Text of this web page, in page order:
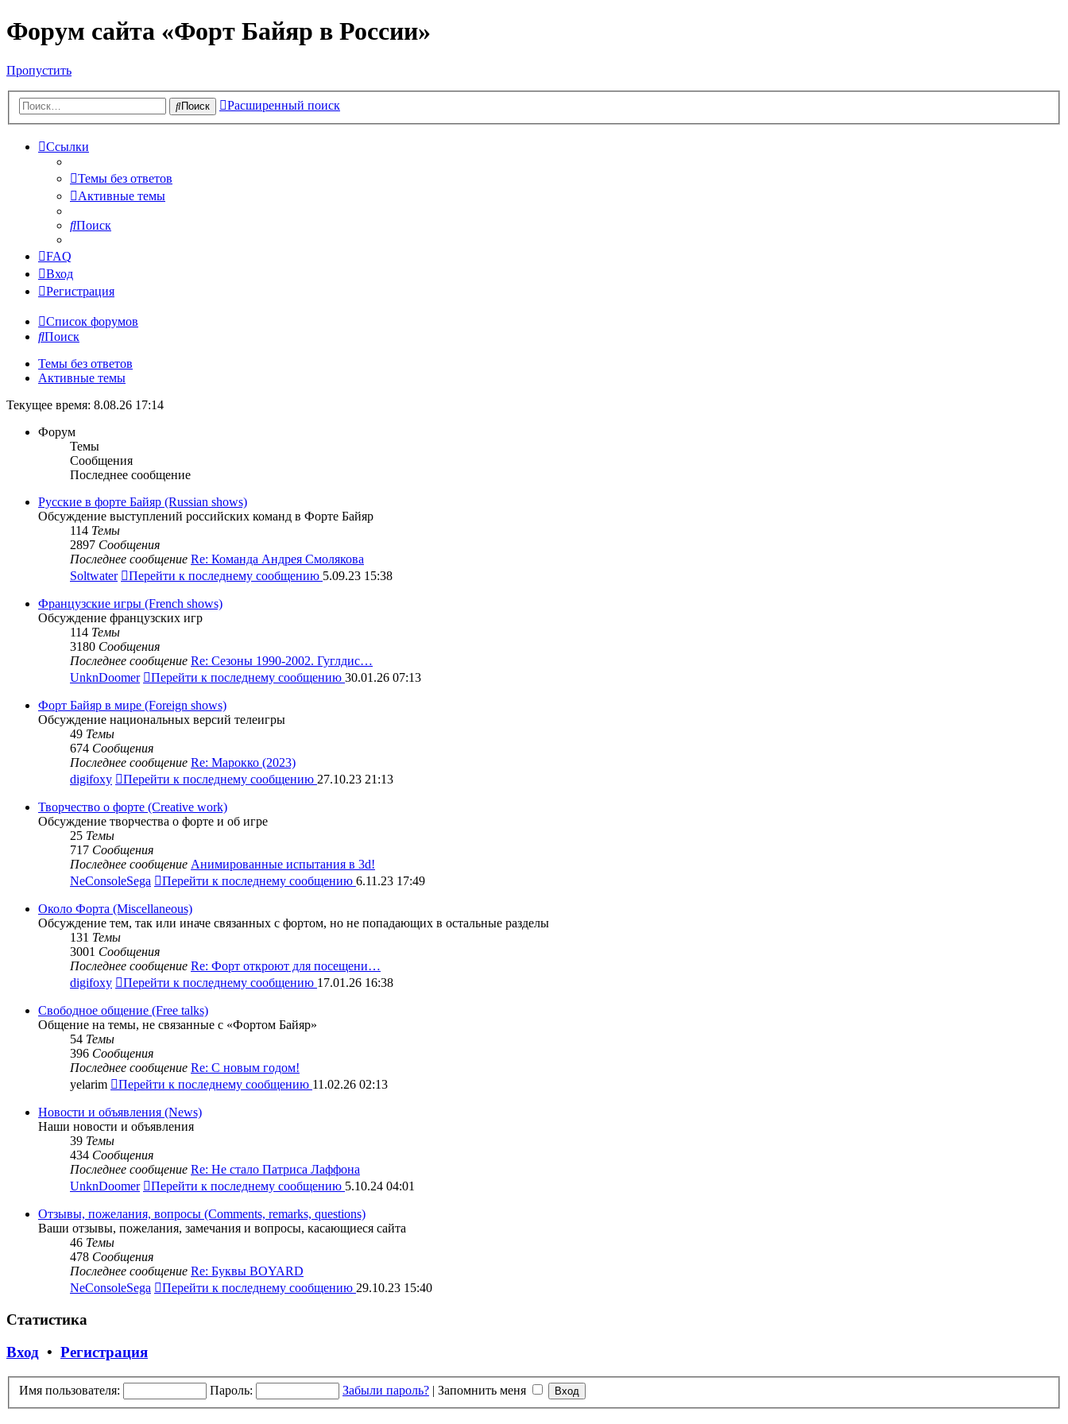
Форум сайта «Форт Байяр в России»
Пропустить
Поиск Расширенный поиск
Ссылки
Темы без ответов
Активные темы
Поиск
FAQ
Вход
Регистрация
Список форумов
Поиск
Темы без ответов
Активные темы
Текущее время: 8.08.26 17:14
Форум
Темы
Сообщения
Последнее сообщение
Русские в форте Байяр (Russian shows)
Обсуждение выступлений российских команд в Форте Байяр
114 Темы
2897 Сообщения
Последнее сообщение Re: Команда Андрея Смолякова
Soltwater
Перейти к последнему сообщению 5.09.23 15:38
Французские игры (French shows)
Обсуждение французских игр
114 Темы
3180 Сообщения
Последнее сообщение Re: Сезоны 1990-2002. Гуглдис…
UnknDoomer
Перейти к последнему сообщению 30.01.26 07:13
Форт Байяр в мире (Foreign shows)
Обсуждение национальных версий телеигры
49 Темы
674 Сообщения
Последнее сообщение Re: Марокко (2023)
digifoxy
Перейти к последнему сообщению 27.10.23 21:13
Творчество о форте (Creative work)
Обсуждение творчества о форте и об игре
25 Темы
717 Сообщения
Последнее сообщение Анимированные испытания в 3d!
NeConsoleSega
Перейти к последнему сообщению 6.11.23 17:49
Около Форта (Miscellaneous)
Обсуждение тем, так или иначе связанных с фортом, но не попадающих в остальные разделы
131 Темы
3001 Сообщения
Последнее сообщение Re: Форт откроют для посещени…
digifoxy
Перейти к последнему сообщению 17.01.26 16:38
Свободное общение (Free talks)
Общение на темы, не связанные с «Фортом Байяр»
54 Темы
396 Сообщения
Последнее сообщение Re: С новым годом!
yelarim
Перейти к последнему сообщению 11.02.26 02:13
Новости и объявления (News)
Наши новости и объявления
39 Темы
434 Сообщения
Последнее сообщение Re: Не стало Патриса Лаффона
UnknDoomer
Перейти к последнему сообщению 5.10.24 04:01
Отзывы, пожелания, вопросы (Comments, remarks, questions)
Ваши отзывы, пожелания, замечания и вопросы, касающиеся сайта
46 Темы
478 Сообщения
Последнее сообщение Re: Буквы BOYARD
NeConsoleSega
Перейти к последнему сообщению 29.10.23 15:40
Статистика
Вход • Регистрация
Имя пользователя: Пароль: Забыли пароль? | Запомнить меня